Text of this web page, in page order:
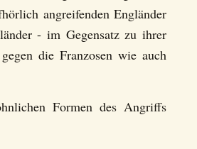
angreifenden Engländer
- im Gegensatz zu ihrer
die Franzosen wie auch
Formen des Angriffs